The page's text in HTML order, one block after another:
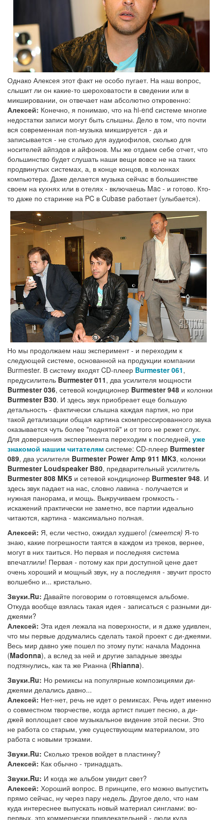
Однако Алексея этот факт не особо пугает. На наш вопрос,
слышит ли он какие-то шероховатости в сведении или в
микшировании, он отвечает нам абсолютно откровенно:
Алексей: Конечно, я понимаю, что на hi-end системе многие
недостатки записи могут быть слышны. Дело в том, что почти
вся современная поп-музыка микшируется - да и
записывается - не столько для аудиофилов, сколько для
носителей айпэдов и айфонов. Мы же отдаем себе отчет, что
большинство будет слушать наши вещи вовсе не на таких
продвинутых системах, а, в конце концов, в колонках
компьютера. Даже делается музыка сейчас в большинстве
своем на кухнях или в отелях - включаешь Mac - и готово. Кто-
то даже по старинке на PC в Cubase работает (улыбается).
Но мы продолжаем наш эксперимент - и переходим к
следующей системе, основанной на продукции компании
Burmester. В систему входят CD-плеер Burmester 061,
предусилитель Burmester 011, два усилителя мощности
Burmester 036, сетевой кондиционер Burmester 948 и колонки
Burmester B30. И здесь звук приобреает еще большую
детальность - фактически слышна каждая партия, но при
такой детализации общая картина скомпрессированного звука
оказывается чуть более "поднятой" и от того не режет слух.
Для довершения эксперимента переходим к последней, уже
знакомой нашим читателям системе: CD-плеер Burmester
089, два усилителя Burmester Power Amp 911 MK3, колонки
Burmester Loudspeaker B80, предварительный усилитель
Burmester 808 MK5 и сетевой кондиционер Burmester 948. И
здесь звук падает на нас, словно лавина - получается и
нужная панорама, и мощь. Выкручиваем громкость -
искажений практически не заметно, все партии идеально
читаются, картина - максимально полная.
Алексей: Я, если честно, ожидал худшего! (смеется) Я-то
знаю, какие погрешности таятся в каждом из треков, вернее,
могут в них таиться. Но первая и последняя система
впечатлили! Первая - потому как при доступной цене дает
очень хороший и мощный звук, ну а последняя - звучит просто
волшебно и... кристально.
Звуки.Ru: Давайте поговорим о готовящемся альбоме.
Откуда вообще взялась такая идея - записаться с разными ди-
джеями?
Алексей: Эта идея лежала на поверхности, и я даже удивлен,
что мы первые додумались сделать такой проект с ди-джеями.
Весь мир давно уже пошел по этому пути: начала Мадонна
(Madonna), а вслед за ней и другие западные звезды
подтянулись, как та же Рианна (Rhianna).
Звуки.Ru: Но ремиксы на популярные композициями ди-
джеями делались давно...
Алексей: Нет-нет, речь не идет о ремиксах. Речь идет именно
о совместном творчестве, когда артист пишет песню, а ди-
джей воплощает свое музыкальное видение этой песни. Это
не работа со старым, уже существующим материалом, это
работа с новыми трэками.
Звуки.Ru: Сколько треков войдет в пластинку?
Алексей: Как обычно - тринадцать.
Звуки.Ru: И когда же альбом увидит свет?
Алексей: Хороший вопрос. В принципе, его можно выпустить
прямо сейчас, ну через пару недель. Другое дело, что нам
куда интереснее выпускать новый материал синглами: во-
первых, это коммерчески привлекательней - люди куда